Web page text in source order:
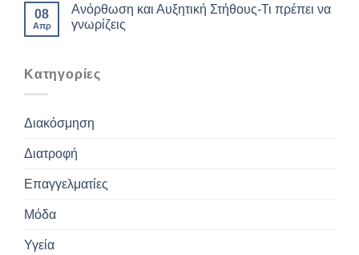
08
Απρ
Ανόρθωση και Αυξητική Στήθους-Τι πρέπει να
γνωρίζεις
Kατηγορίες
Διακόσμηση
Διατροφή
Επαγγελματίες
Μόδα
Υγεία